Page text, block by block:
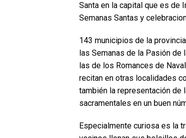
Santa en la capital que es de
Semanas Santas y
143 municipios de la
las Semanas de la Pasión
las de los Romances de
recitan en otras localidades
también la representación de
sacramentales en un buen
Especialmente curiosa es la